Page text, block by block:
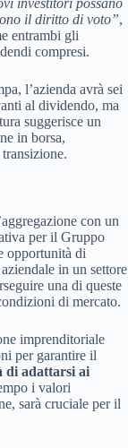
il diritto di voto”,
entrambi gli
compresi.
l’azienda avrà sei
al dividendo, ma
suggerisce un
in borsa,
con un
per il Gruppo
opportunità di
in un settore
una di queste
di mercato.
imprenditoriale
per garantire il
di adattarsi ai
i valori
sarà cruciale per il